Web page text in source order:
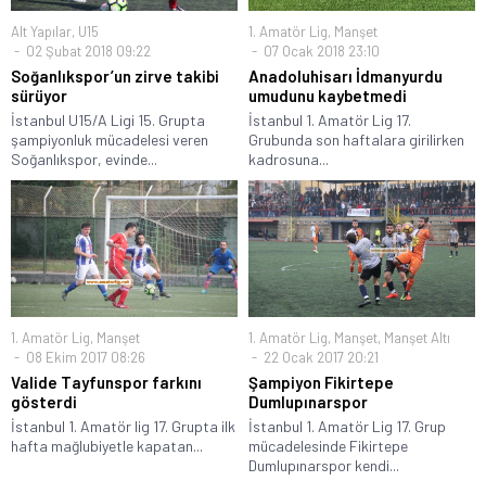
Alt Yapılar, U15
02 Şubat 2018 09:22
Soğanlıkspor’un zirve takibi
sürüyor
İstanbul U15/A Ligi 15. Grupta
şampiyonluk mücadelesi veren
Soğanlıkspor, evinde...
1. Amatör Lig, Manşet
07 Ocak 2018 23:10
Anadoluhisarı İdmanyurdu
umudunu kaybetmedi
İstanbul 1. Amatör Lig 17.
Grubunda son haftalara girilirken
kadrosuna...
1. Amatör Lig, Manşet
08 Ekim 2017 08:26
Valide Tayfunspor farkını
gösterdi
İstanbul 1. Amatör lig 17. Grupta ilk
hafta mağlubiyetle kapatan...
1. Amatör Lig, Manşet, Manşet Altı
22 Ocak 2017 20:21
Şampiyon Fikirtepe
Dumlupınarspor
İstanbul 1. Amatör Lig 17. Grup
mücadelesinde Fikirtepe
Dumlupınarspor kendi...